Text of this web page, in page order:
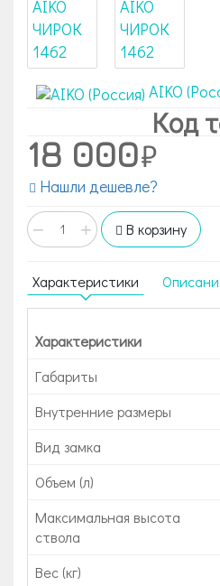
AIKO
Код
18 000
Нашли дешевле?
− + В корзину
Характеристики
Характеристики
Габариты
Внутренние размеры
Вид замка
Объем (л)
Максимальная высота
ствола
Вес (кг)